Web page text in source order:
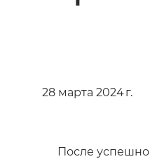
28 марта 2024 г.
После